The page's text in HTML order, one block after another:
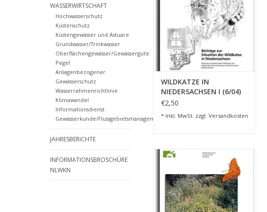
WASSERWIRTSCHAFT
Hochwasserschutz
Küstenschutz
Küstengewässer und Ästuare
Grundwasser/Trinkwasser
Oberflächengewässer/Gewässergüte
Pegel
Anlagenbezogener
Gewässerschutz
Wasserrahmenrichtlinie
Klimawandel
Informationsdienst
Gewässerkunde/Flussgebietsmanagement
JAHRESBERICHTE
INFORMATIONSBROSCHÜRE
NLWKN
WILDKATZE IN
NIEDERSACHSEN I (6/04)
€2,50
* Inkl. MwSt. zzgl. Versandkosten
ROTE LISTE GROß-
SCHMETTERLINGE (3/04)
ZUM WARENKORB HINZUFÜGEN